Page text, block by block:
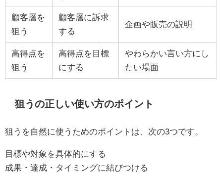
顧客層を
狙う
顧客層に訴求
する
企画や販売の説明
高得点を
狙う
高得点を目標
にする
やわらかい言い方にし
たい場面
狙うの正しい使い方のポイント
狙うを自然に使うためのポイントは、次の3つです。
目標や対象を具体的にする
成果・達成・タイミングに結びつける